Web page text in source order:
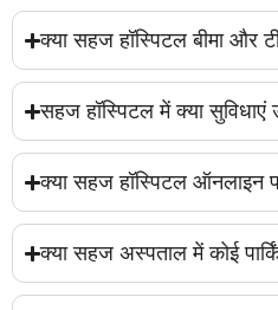
क्या सहज हॉस्पिटल बीमा और
सहज हॉस्पिटल में क्या सुविधाएं
क्या सहज हॉस्पिटल ऑनलाइन
क्या सहज अस्पताल में कोई